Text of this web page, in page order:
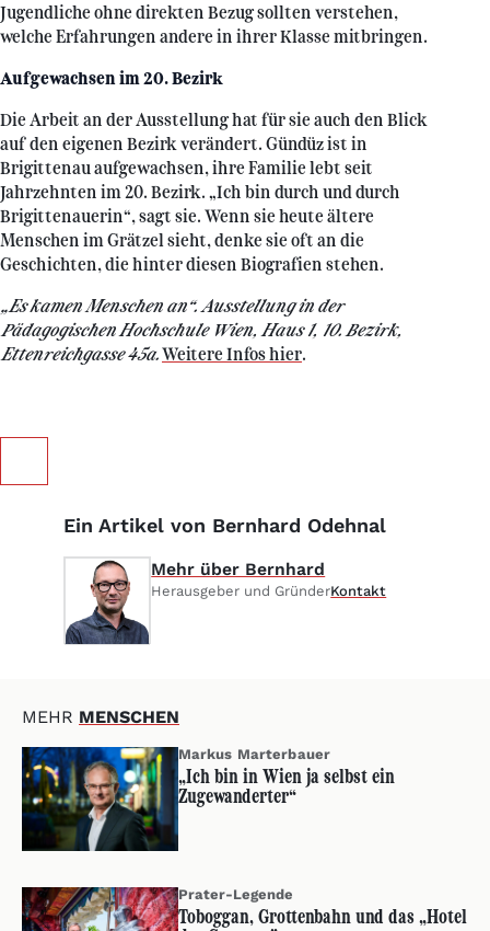
Jugendliche ohne direkten Bezug sollten verstehen,
welche Erfahrungen andere in ihrer Klasse mitbringen.
Aufgewachsen im 20. Bezirk
Die Arbeit an der Ausstellung hat für sie auch den Blick
auf den eigenen Bezirk verändert. Gündüz ist in
Brigittenau aufgewachsen, ihre Familie lebt seit
Jahrzehnten im 20. Bezirk. „Ich bin durch und durch
Brigittenauerin“, sagt sie. Wenn sie heute ältere
Menschen im Grätzel sieht, denke sie oft an die
Geschichten, die hinter diesen Biografien stehen.
„Es kamen Menschen an“. Ausstellung in der
Pädagogischen Hochschule Wien, Haus 1, 10. Bezirk,
Ettenreichgasse 45a.Weitere Infos hier.
Ein Artikel von Bernhard Odehnal
Mehr über Bernhard
Herausgeber und GründerKontakt
MEHR MENSCHEN
Markus Marterbauer
„Ich bin in Wien ja selbst ein
Zugewanderter“
Prater-Legende
Toboggan, Grottenbahn und das „Hotel